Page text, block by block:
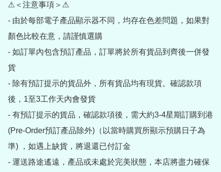
⚠＜注意事項＞⚠
- 由於每部電子產品顯示器不同，均存在色差問題，如果對
顏色比較在意，請謹慎選購
- 如訂單內包含預訂產品，訂單將於所有貨品到齊後一併發
貨
- 除有預訂提示的貨品外，所有貨品均有現貨。確認款項
後，1至3工作天內會發貨
- 有預訂提示的貨品，確認款項後，需大約3-4星期訂購到港
(Pre-Order預訂產品除外)（以當時購買所顯示預購日子為
準) ，如遇上缺貨，將退還已付訂金
- 運送路途遙遠，產品或未處於完美狀態，本店將盡力確保